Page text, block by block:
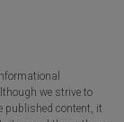
we strive to
published content, it